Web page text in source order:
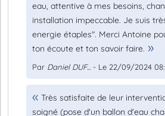
eau, attentive à mes besoins,
installation impeccable. Je suis
energie étaples". Merci Antoine
ton écoute et ton savoir faire.
Par Daniel DUF... - Le 22/09/2024
Très satisfaite de leur
soigné (pose d'un ballon d'eau